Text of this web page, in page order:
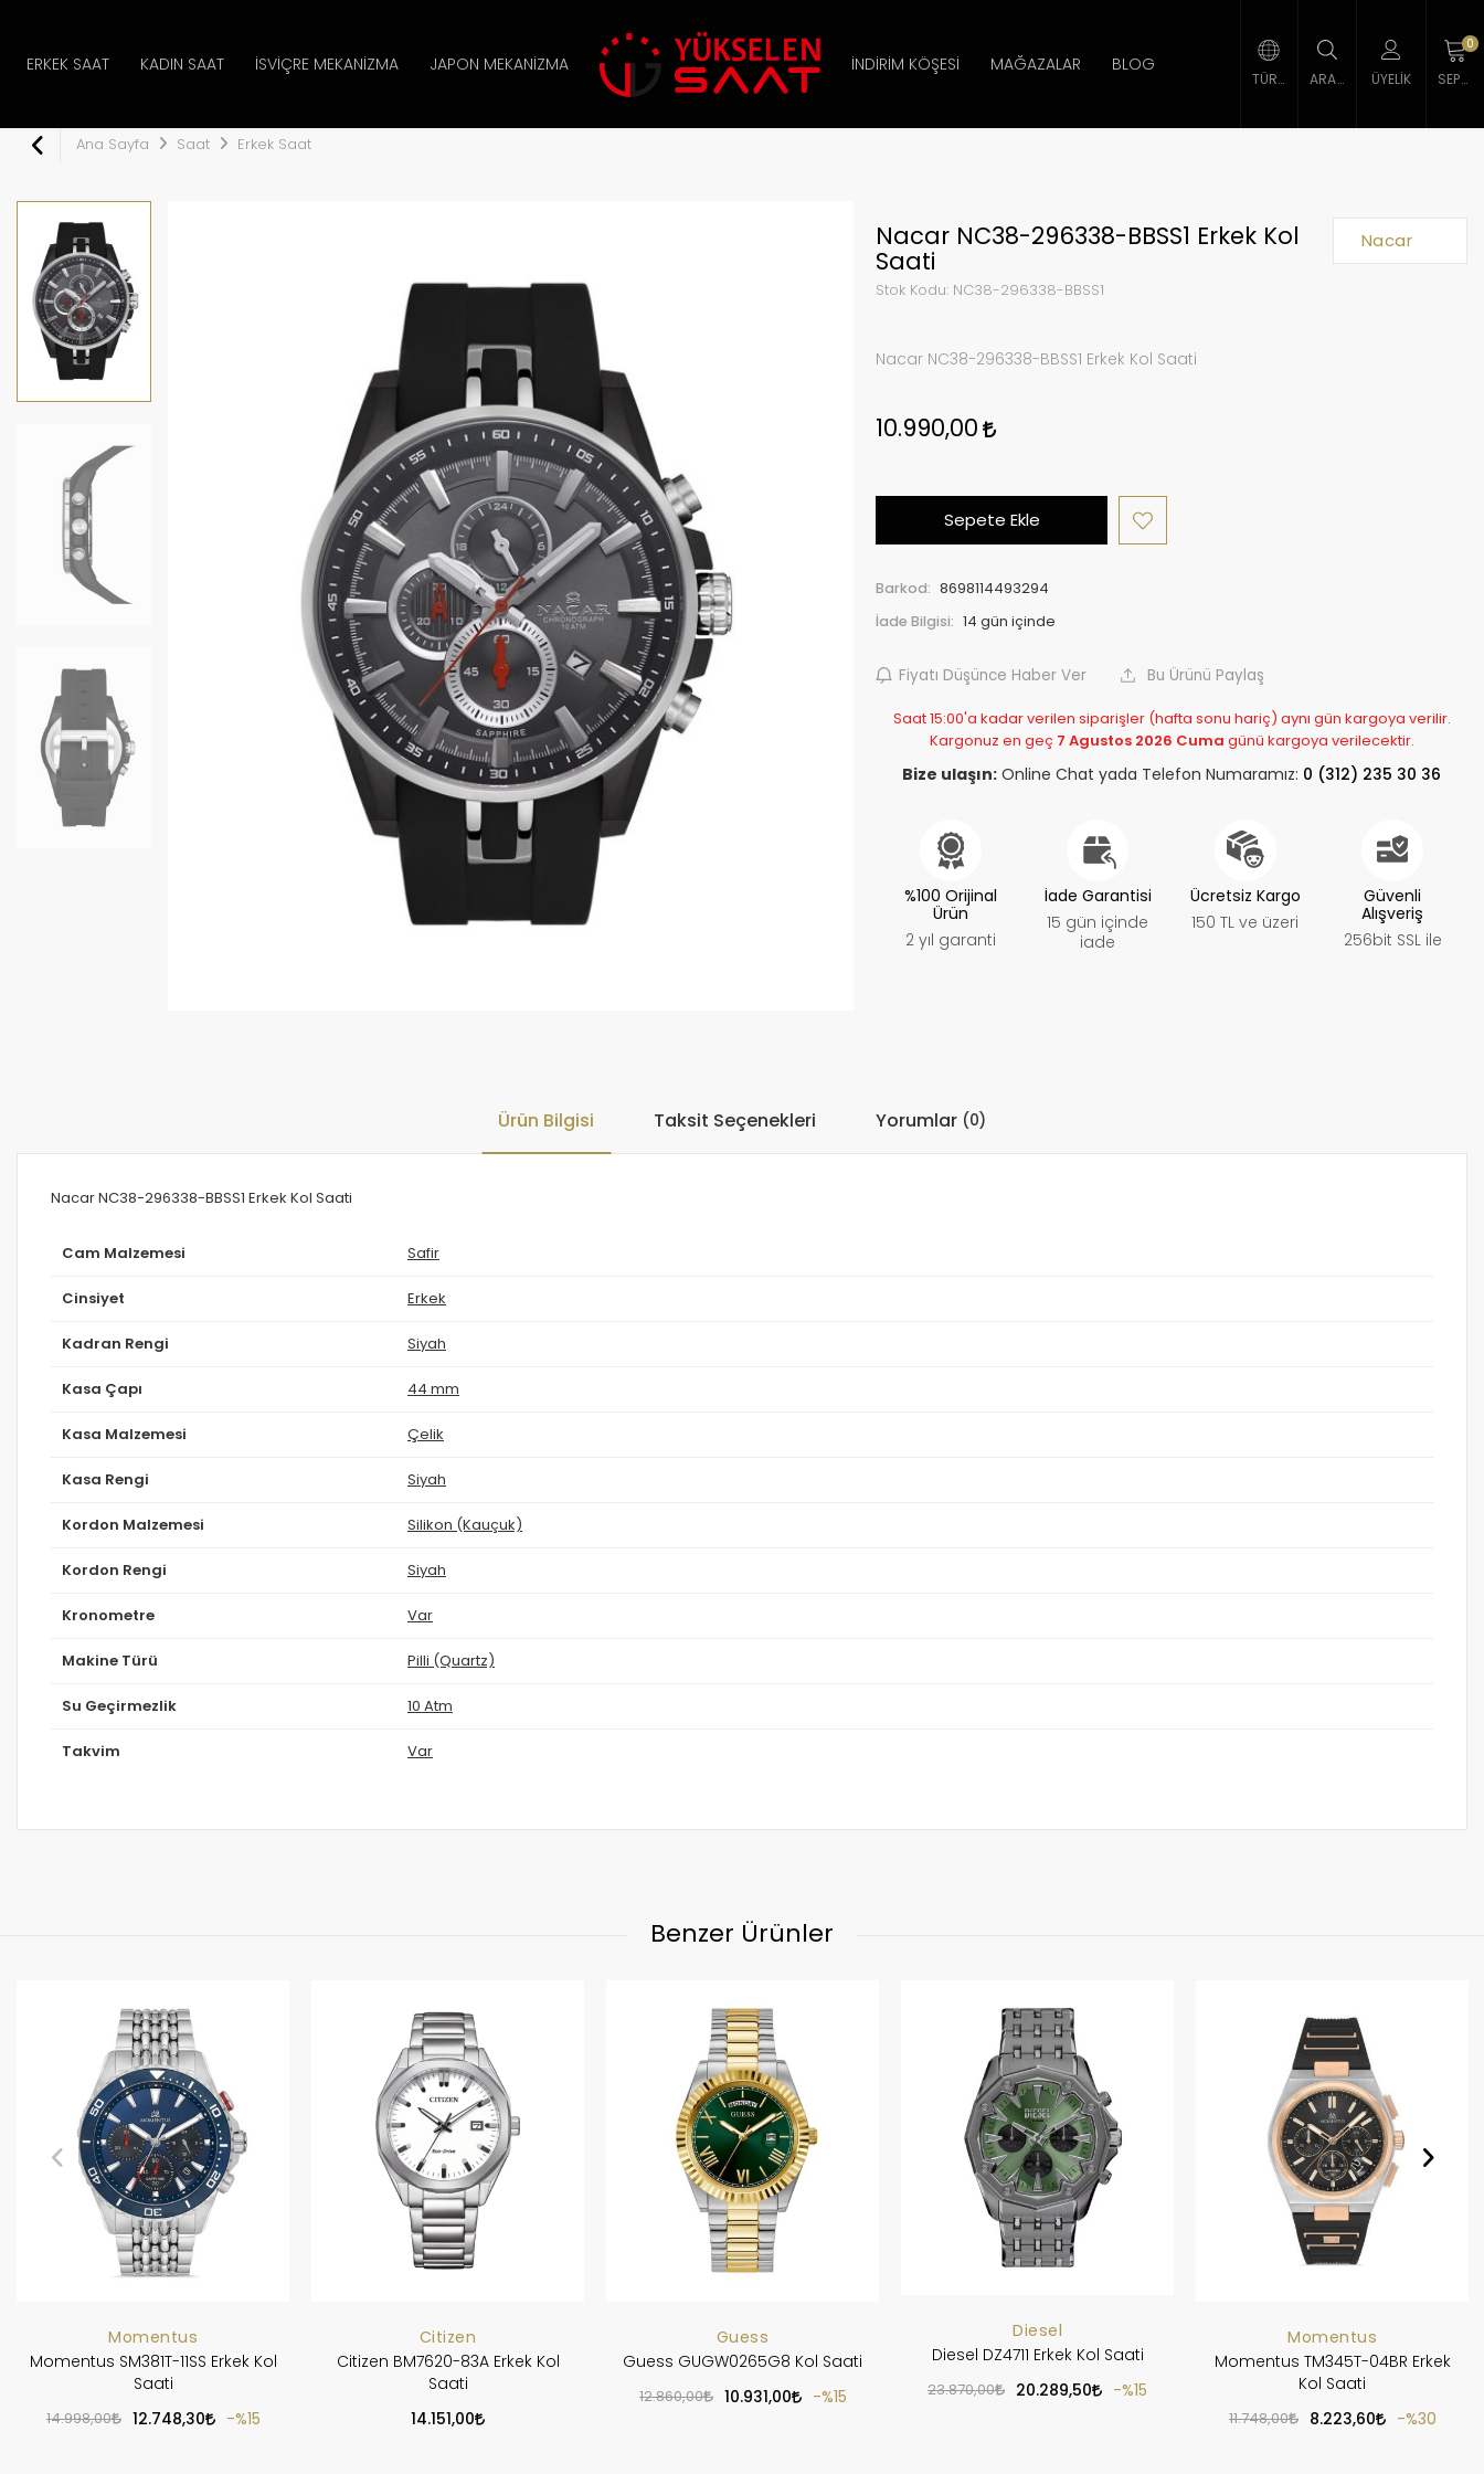
ERKEK SAAT KADIN SAAT İSVIÇRE MEKANIZMA JAPON MEKANIZMA İNDIRIM KÖŞESI MAĞAZALAR BLOG
ÜYELIK
0
Ana Sayfa Saat Erkek Saat
Nacar
Nacar NC38-296338-BBSS1 Erkek Kol
Saati
Stok Kodu: NC38-296338-BBSS1
Nacar NC38-296338-BBSS1 Erkek Kol Saati
10.990,00
Sepete Ekle
Barkod: 8698114493294
İade Bilgisi:
Fiyatı Düşünce Haber Ver Bu Ürünü Paylaş
Saat 15:00'a kadar verilen siparişler (hafta sonu hariç) aynı gün kargoya verilir.
Kargonuz en geç 7 Agustos 2026 Cuma günü kargoya verilecektir.
Bize ulaşın: Online Chat yada Telefon Numaramız: 0 (312) 235 30 36
%100 Orijinal
Ürün
2 yıl garanti
İade Garantisi
15 gün içinde
iade
Ücretsiz Kargo
150 TL ve üzeri
Güvenli
Alışveriş
256bit SSL ile
Ürün Bilgisi Taksit Seçenekleri Yorumlar (0)
Nacar NC38-296338-BBSS1 Erkek Kol Saati
Cam Malzemesi Safir
Cinsiyet Erkek
Kadran Rengi Siyah
Kasa Çapı 44 mm
Kasa Malzemesi Çelik
Kasa Rengi Siyah
Kordon Malzemesi Silikon (Kauçuk)
Kordon Rengi Siyah
Kronometre Var
Makine Türü Pilli (Quartz)
Su Geçirmezlik 10 Atm
Takvim Var
Benzer Ürünler
Momentus
Momentus SM381T-11SS Erkek Kol
Saati
14.998,00 12.748,30 %15
Citizen
Citizen BM7620-83A Erkek Kol
Saati
14.151,00
Guess
Guess GUGW0265G8 Kol Saati
12.860,00 10.931,00 %15
Diesel
Diesel DZ4711 Erkek Kol Saati
23.870,00 20.289,50 %15
Momentus
Momentus TM345T-04BR Erkek
Kol Saati
11.748,00 8.223,60 %30